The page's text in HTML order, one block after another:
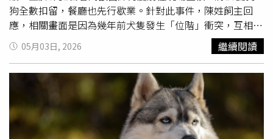
趟「最後旅程」前，他的足跡早已遍及大峽谷國家公園、黃
石國家公園、大提頓國家公園、飢餓岩州立公園以及拉什莫
爾山國家紀念公園等知名景點。亞瑟感嘆，兒子雖然只有33
歲，但人生經歷比許多人一輩子還精彩，「有些人活到90
歲，都未必能體驗他經歷過的一切。」據了解，這也是冰川
國家公園自1998年以來，時隔28年再度發生致命熊襲案
件。園區上一次與熊相關的傷人事件，則是在2025年8月，
當時並未造成死亡。
狗全數扣留，餐廳也先行歇業。針對此事件，陳姓飼主回
應，相關畫面是因為幾年前犬隻發生「位階」衝突，互相撕
咬 情況相當激烈，他為了即時分開狗狗，才會採取較大動
作，過程中沒有犬隻受傷，而這些影片似是前妻在爭取女兒
撫養權時提供給社工的資料，被刻意剪輯後流出。不過，陳
姓飼主也承認處置方式不當，也為此事致歉，強調自己的本
意不是要傷害犬隻。苗栗縣政府則說明，有民眾於4月1日提
供檢舉影像，畫面涵蓋112年至114年間，時間分別為112年
8月及114年6月、7月、8月共4段紀錄，相關影像內容顯
05月03日, 2026 繼續閱讀